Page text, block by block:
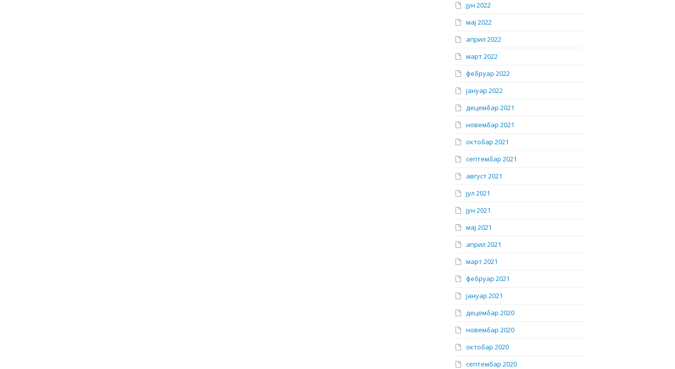
јун 2022
мај 2022
април 2022
март 2022
фебруар 2022
јануар 2022
децембар 2021
новембар 2021
октобар 2021
септембар 2021
август 2021
јул 2021
јун 2021
мај 2021
април 2021
март 2021
фебруар 2021
јануар 2021
децембар 2020
новембар 2020
октобар 2020
септембар 2020